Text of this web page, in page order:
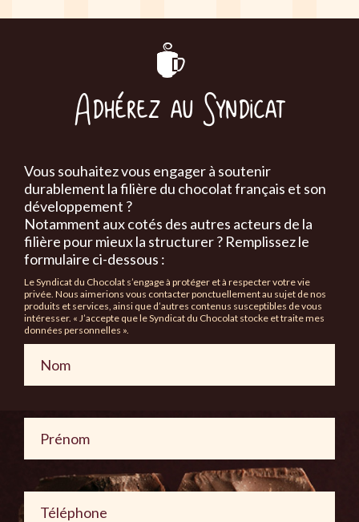
Adhérez au Syndicat
Vous souhaitez vous engager à soutenir
durablement la filière du chocolat français et son
développement ?
Notamment aux cotés des autres acteurs de la
filière pour mieux la structurer ? Remplissez le
formulaire ci-dessous :
Le Syndicat du Chocolat s’engage à protéger et à respecter votre vie
privée. Nous aimerions vous contacter ponctuellement au sujet de nos
produits et services, ainsi que d’autres contenus susceptibles de vous
intéresser. « J’accepte que le Syndicat du Chocolat stocke et traite mes
données personnelles ».